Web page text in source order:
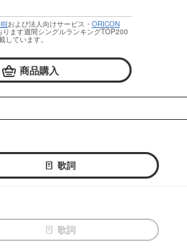
および法人向けサービス・ ORICON
ります週間シングルランキングTOP200
しています。
商品購入
歌詞
歌詞